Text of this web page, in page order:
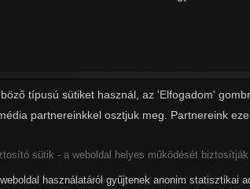
típusú sütiket használ, az 'Elfogadom'
partnereinkkel osztjuk meg. Partnereink
sütik - a weboldal helyes működését biztosítják.
használatáról gyűjtenek anonim statisztikai
Copyright 2019 - ©